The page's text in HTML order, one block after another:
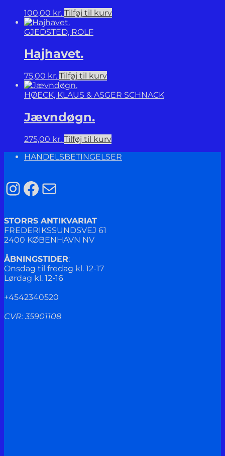
100,00 kr. Tilføj til kurv
GJEDSTED, ROLF
Hajhavet.
75,00 kr. Tilføj til kurv
HØECK, KLAUS & ASGER SCHNACK
Jævndøgn.
275,00 kr. Tilføj til kurv
HANDELSBETINGELSER
Instagram
Facebook
Mail
STORRS ANTIKVARIAT
FREDERIKSSUNDSVEJ 61
2400 KØBENHAVN NV
ÅBNINGSTIDER:
Onsdag til fredag kl. 12-17
Lørdag kl. 12-16
+4542340520
CVR: 35901108